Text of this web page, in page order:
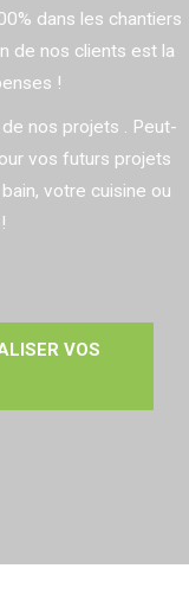
dans les chantiers
de nos clients est la
!
nos projets . Peut-
vos futurs projets
votre cuisine ou
VOS